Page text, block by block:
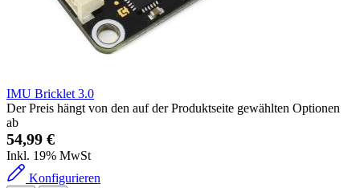
IMU Bricklet 3.0
Der Preis hängt von den auf der Produktseite gewählten Optionen
ab
54,99 €
Inkl. 19% MwSt
Konfigurieren